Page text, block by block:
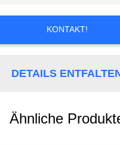
KONTAKT!
DETAILS
Ähnliche